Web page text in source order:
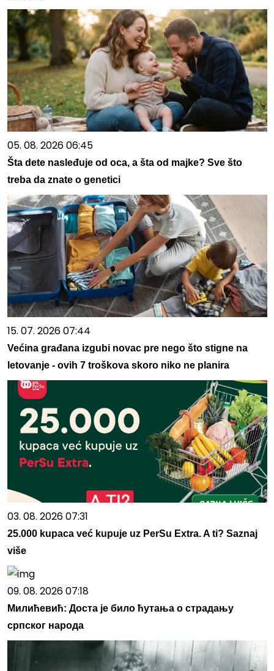
05. 08. 2026 06:45
Šta dete nasleđuje od oca, a šta od majke? Sve što
treba da znate o genetici
15. 07. 2026 07:44
Većina građana izgubi novac pre nego što stigne na
letovanje - ovih 7 troškova skoro niko ne planira
03. 08. 2026 07:31
25.000 kupaca već kupuje uz PerSu Extra. A ti? Saznaj
više
09. 08. 2026 07:18
Милићевић: Доста је било ћутања о страдању
српског народа